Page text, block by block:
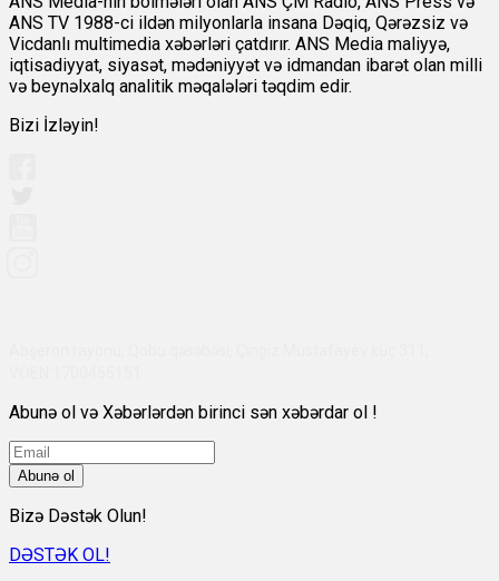
ANS TV 1988-ci ildən milyonlarla insana Dəqiq, Qərəzsiz və
Vicdanlı multimedia xəbərləri çatdırır. ANS Media maliyyə,
iqtisadiyyat, siyasət, mədəniyyət və idmandan ibarət olan milli
və beynəlxalq analitik məqalələri təqdim edir.
Bizi İzləyin!
Abunə ol və Xəbərlərdən birinci sən xəbərdar ol !
Abunə ol
Bizə Dəstək Olun!
DƏSTƏK OL!